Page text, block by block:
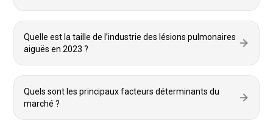
Quelle est la taille de l’industrie des lésions pulmonaires
aiguës en 2023 ?
Quels sont les principaux facteurs déterminants du
marché ?